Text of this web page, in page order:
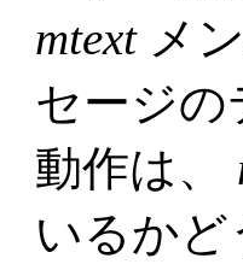
mtextメ
セージ
動作は、
いるか